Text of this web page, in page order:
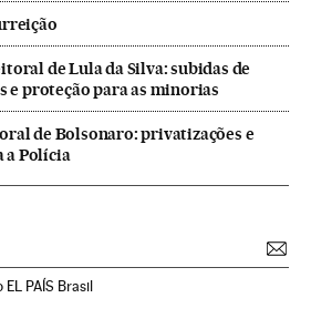
de Lula da Silva: subidas de
e proteção para as minorias
de Bolsonaro: privatizações e
a Polícia
PAÍS Brasil